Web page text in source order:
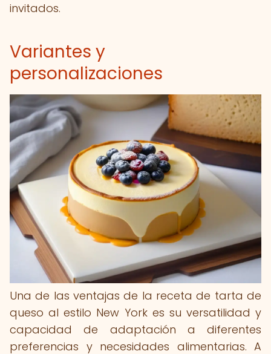
invitados.
Variantes y
personalizaciones
Una de las ventajas de la receta de tarta de
queso al estilo New York es su versatilidad y
capacidad de adaptación a diferentes
preferencias y necesidades alimentarias. A